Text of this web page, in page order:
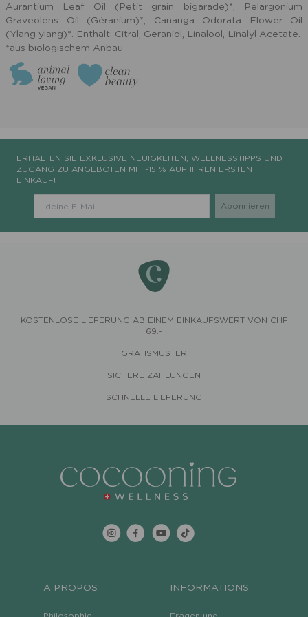
Aurantium Leaf Oil (Petit grain bigarade)*, Pelargonium
Graveolens Oil (Géranium)*, Cananga Odorata Flower Oil
(Ylang ylang)*. Enthalt: Citral, Geraniol, Linalool, Linalyl Acetate.
*aus biologischem Anbau
ERHALTEN SIE EXKLUSIVE NEUIGKEITEN, WELLNESSTIPPS UND
ZUGANG ZU ANGEBOTEN MIT -15 % AUF IHREN ERSTEN
EINKAUF!
KOSTENLOSE LIEFERUNG AB EINEM EINKAUFSWERT VON CHF
69.-
GRATISMUSTER
SICHERE ZAHLUNGEN
SCHNELLE LIEFERUNG
A PROPOS INFORMATIONS